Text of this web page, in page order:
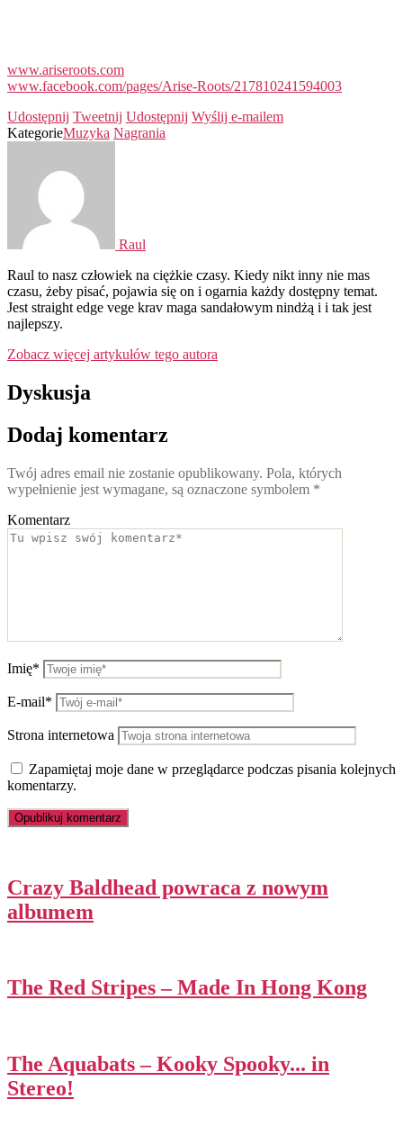
www.ariseroots.com
www.facebook.com/pages/Arise-Roots/217810241594003
Udostępnij Tweetnij Udostępnij Wyślij e-mailem
KategorieMuzyka Nagrania
Raul
Raul to nasz człowiek na ciężkie czasy. Kiedy nikt inny nie mas
czasu, żeby pisać, pojawia się on i ogarnia każdy dostępny temat.
Jest straight edge vege krav maga sandałowym nindżą i i tak jest
najlepszy.
Zobacz więcej artykułów tego autora
Dyskusja
Dodaj komentarz
Twój adres email nie zostanie opublikowany. Pola, których
wypełnienie jest wymagane, są oznaczone symbolem *
Komentarz
Imię*
E-mail*
Strona internetowa
Zapamiętaj moje dane w przeglądarce podczas pisania kolejnych
komentarzy.
Crazy Baldhead powraca z nowym
albumem
The Red Stripes – Made In Hong Kong
The Aquabats – Kooky Spooky​.​.​. in
Stereo!